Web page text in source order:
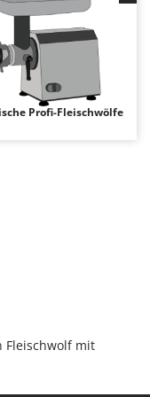
Profi-Fleischwölfe
Fleischwolf mit